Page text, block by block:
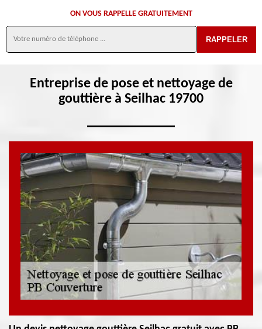
ON VOUS RAPPELLE GRATUITEMENT
Entreprise de pose et nettoyage de
gouttière à Seilhac 19700